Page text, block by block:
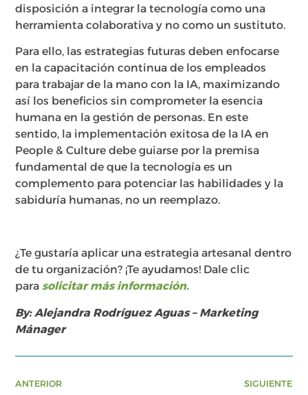
disposición a integrar la tecnología como una
herramienta colaborativa y no como un sustituto.
Para ello, las estrategias futuras deben enfocarse
en la capacitación continua de los empleados
para trabajar de la mano con la IA, maximizando
así los beneficios sin comprometer la esencia
humana en la gestión de personas. En este
sentido, la implementación exitosa de la IA en
People & Culture debe guiarse por la premisa
fundamental de que la tecnología es un
complemento para potenciar las habilidades y la
sabiduría humanas, no un reemplazo.
¿Te gustaría aplicar una estrategia artesanal dentro
de tu organización? ¡Te ayudamos! Dale clic
parasolicitar más información.
By: Alejandra Rodríguez Aguas – Marketing
Mánager
ANTERIOR SIGUIENTE